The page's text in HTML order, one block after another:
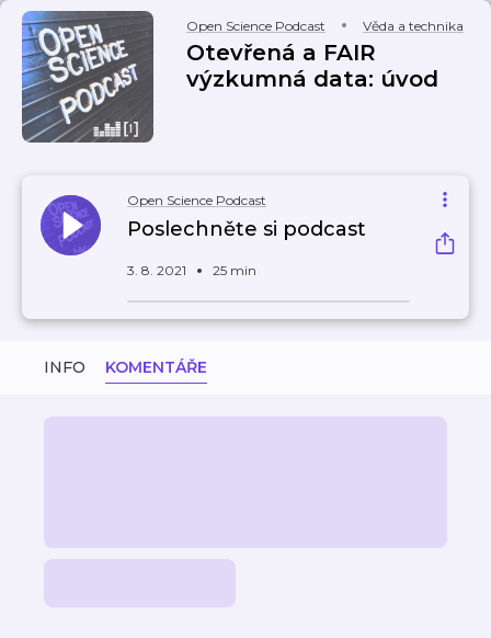
Open Science Podcast Věda a technika
Otevřená a FAIR
výzkumná data: úvod
Open Science Podcast
Poslechněte si podcast
3. 8. 2021 25 min
INFO KOMENTÁŘE